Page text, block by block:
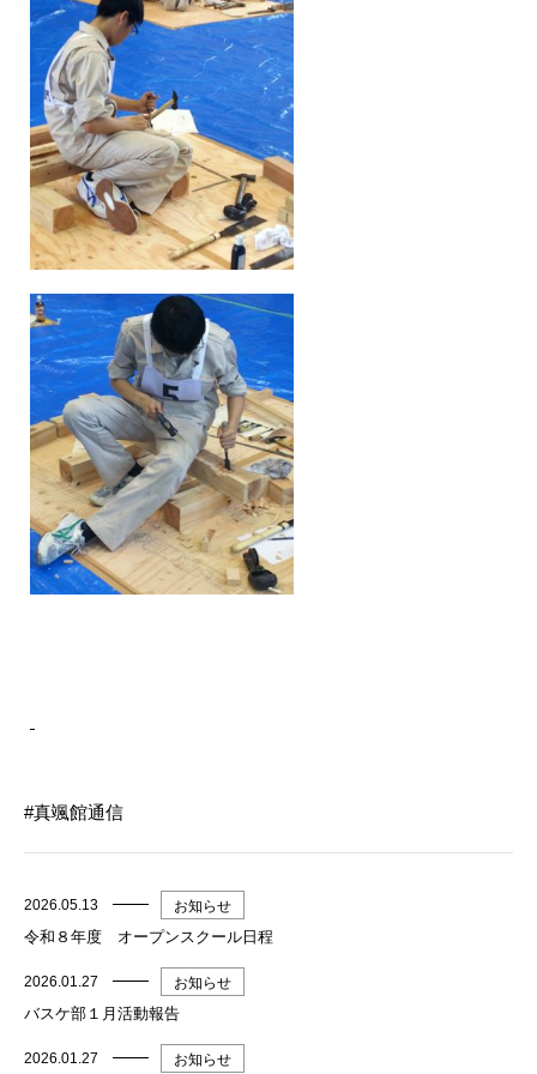
真颯館通信
2026.05.13 お知らせ
令和８年度 オープンスクール日程
2026.01.27 お知らせ
バスケ部１月活動報告
2026.01.27 お知らせ